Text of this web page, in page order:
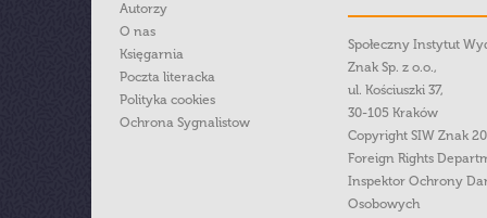
Autorzy
O nas
Księgarnia
Poczta literacka
Polityka cookies
Ochrona Sygnalistow
Społeczny Instytut
Znak Sp. z o.o.,
ul. Kościuszki 37,
30-105 Kraków
Copyright SIW Znak
Foreign Rights
Inspektor Ochrony
Osobowych